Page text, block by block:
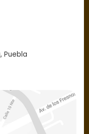
Puebla